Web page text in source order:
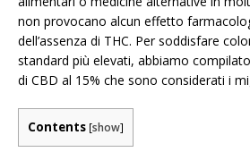
non provocano alcun effetto
dell’assenza di THC. Per soddisfare
standard più elevati, abbiamo
di CBD al 15% che sono considerati i
Contents [show]